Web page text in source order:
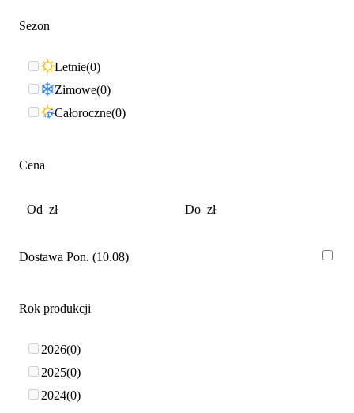
Sezon
Letnie 0
Zimowe 0
Całoroczne 0
Cena
Dostawa Pon. (10.08)
Rok produkcji
2026 0
2025 0
2024 0